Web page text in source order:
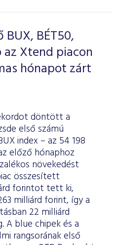
BÉT50,
Xtend piacon
hónapot zárt
döntött a
első számú
index – az 54 198
előző hónaphoz
növekedést
összesített
forintot tett ki,
milliárd forint, így a
22 milliárd
A blue chipek és a
rangsorának első